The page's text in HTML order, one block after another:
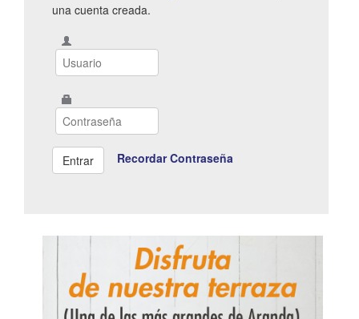
una cuenta creada.
Recordar Contraseña